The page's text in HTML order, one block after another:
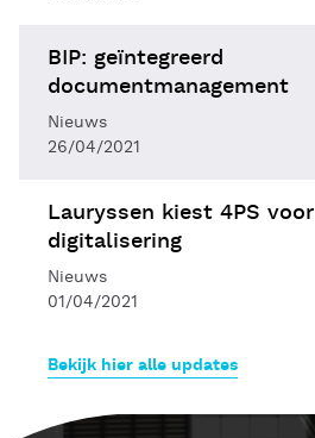
BIP: geïntegreerd
documentmanagement
Nieuws
26/04/2021
Lauryssen kiest 4PS voor
digitalisering
Nieuws
01/04/2021
Bekijk hier alle updates